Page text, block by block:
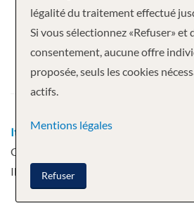
7 nuitsMSC
Départ
13.08.2026
ItinéraireBarcelone - Marseille, France
Gênes, Italie - Civitavecchia - Palerme -
Ibiza - Barcelone
légalité du traitement effectué
Si vous sélectionnez «Refuser» et
consentement, aucune offre
proposée, seuls les cookies
actifs.
Mentions légales
Refuser